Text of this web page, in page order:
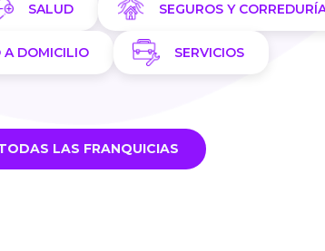
SALUD SEGUROS Y
A DOMICILIO SERVICIOS
LAS FRANQUICIAS